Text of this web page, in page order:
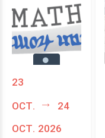
23
oct.
24
oct. 2026